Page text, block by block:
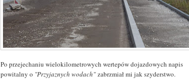
Po przejechaniu wielokilometrowych wertepów dojazdowych napis
powitalny o "Przyjaznych wodach"zabrzmiał mi jak szyderstwo.